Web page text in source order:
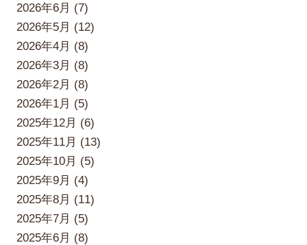
2026年6月 (7)
2026年5月 (12)
2026年4月 (8)
2026年3月 (8)
2026年2月 (8)
2026年1月 (5)
2025年12月 (6)
2025年11月 (13)
2025年10月 (5)
2025年9月 (4)
2025年8月 (11)
2025年7月 (5)
2025年6月 (8)